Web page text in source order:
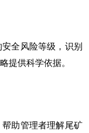
全风险等级，识别
提供科学依据。
助管理者理解尾矿